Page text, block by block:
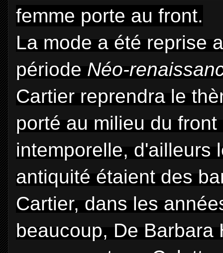
femme porte au front.
La mode a été reprise
période Néo-
Cartier reprendra le
porté au milieu du
intemporelle, d'ailleurs
antiquité étaient des
Cartier, dans les
beaucoup, De Barbara